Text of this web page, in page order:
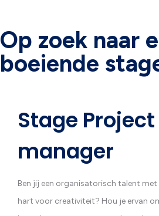
Op zoek naar
boeiende
Stage Project
manager
Ben jij een organisatorisch talent
hart voor creativiteit? Hou je ervan